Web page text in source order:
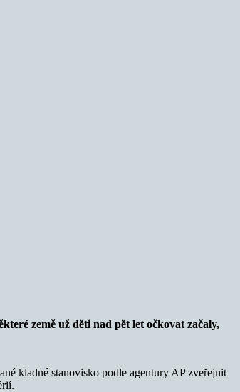
země už děti nad pět let očkovat začaly,
kladné stanovisko podle agentury AP zveřejnit